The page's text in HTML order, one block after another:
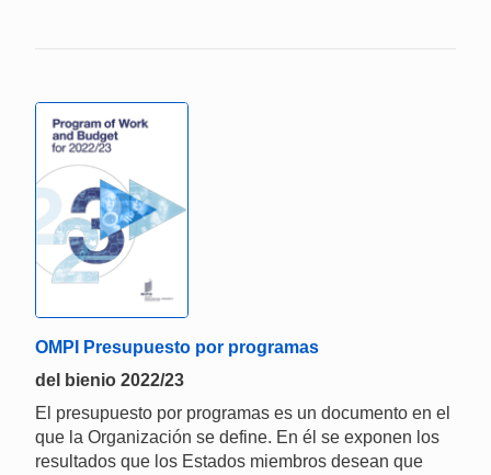
OMPI Presupuesto por programas
del bienio 2022/23
El presupuesto por programas es un documento en el
que la Organización se define. En él se exponen los
resultados que los Estados miembros desean que